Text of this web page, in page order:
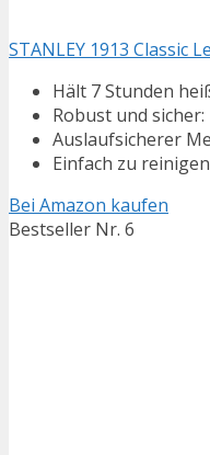
STANLEY 1913 Classic
Hält 7 Stunden
Robust und
Auslaufsicherer
Einfach zu
Bei Amazon kaufen
Bestseller Nr. 6